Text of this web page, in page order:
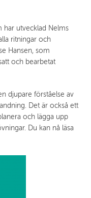
har utvecklad Nelms
ritningar och
Hansen, som
och bearbetat
djupare förståelse av
Det är också ett
och lägga upp
Du kan nå läsa